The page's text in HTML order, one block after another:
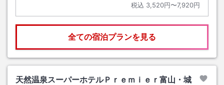
税込 3,520円〜7,920円
全ての宿泊プランを見る
天然温泉スーパーホテルＰｒｅｍｉｅｒ富山・城